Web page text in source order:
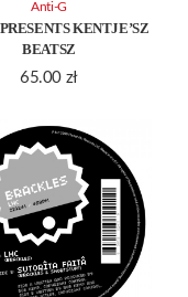
KENTJE’SZ
BEATSZ
65.00 zł
Anti-G